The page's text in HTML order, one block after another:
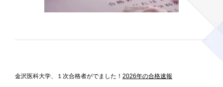
金沢医科大学、１次合格者がでました！ 2026年の合格速報